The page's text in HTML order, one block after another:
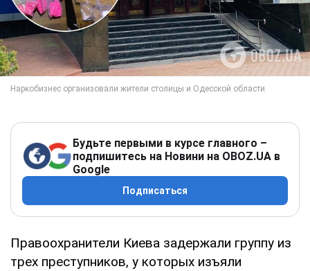
Будьте первыми в курсе главного –
подпишитесь на Новини на OBOZ.UA в
Google
Подписаться
Правоохранители Киева задержали группу из
трех преступников, у которых изъяли